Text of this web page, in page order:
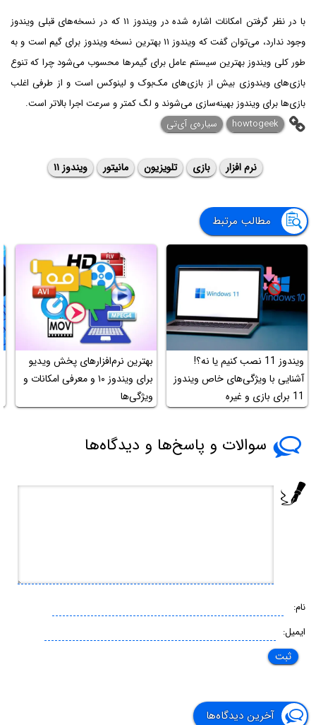
با در نظر گرفتن امکانات اشاره شده در ویندوز ۱۱ که در نسخه‌های قبلی ویندوز
وجود ندارد، می‌توان گفت که ویندوز ۱۱ بهترین نسخه ویندوز برای گیم است و به
طور کلی ویندوز بهترین سیستم عامل برای گیمرها محسوب می‌شود چرا که تنوع
بازی‌های ویندوزی بیش از بازی‌های مک‌بوک و لینوکس است و از طرفی اغلب
بازی‌ها برای ویندوز بهینه‌سازی می‌شوند و لگ کمتر و سرعت اجرا بالاتر است.
howtogeek
سیاره‌ی آی‌تی
نرم افزار بازی تلویزیون مانیتور ویندوز ۱۱
مطالب مرتبط
ویندوز 11 نصب کنیم یا نه؟!
آشنایی با ویژگی‌های خاص ویندوز
11 برای بازی و غیره
بهترین نرم‌افزارهای پخش ویدیو
برای ویندوز ۱۰ و معرفی امکانات و
ویژگی‌ها
سوالات و پاسخ‌ها و دیدگاه‌ها
نام:
ایمیل:
آخرین دیدگاه‌ها